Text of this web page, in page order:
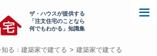
ザ・ハウスが提供する
「注文住宅のことなら
何でもわかる」知識集
る：建築家で建てる 建築家で建てる